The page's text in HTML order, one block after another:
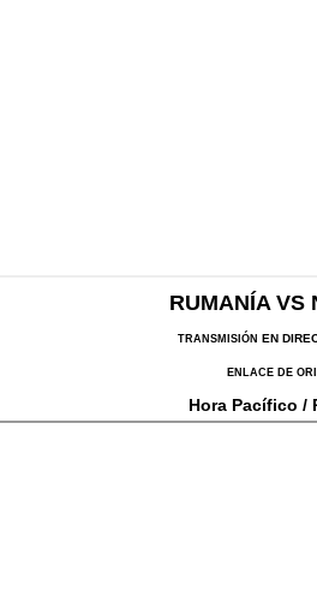
RUMANÍA VS
TRANSMISIÓN EN DI
ENLACE DE
Hora Pacífico /